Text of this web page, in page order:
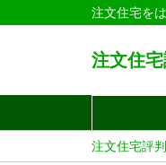
注文住宅を
注文住
注文住宅評